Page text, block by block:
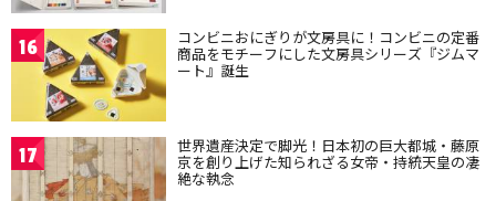
16 コンビニおにぎりが文房具に！コンビニの定番
商品をモチーフにした文房具シリーズ『ジムマ
ート』誕生
17 世界遺産決定で脚光！日本初の巨大都城・藤原
京を創り上げた知られざる女帝・持統天皇の凄
絶な執念